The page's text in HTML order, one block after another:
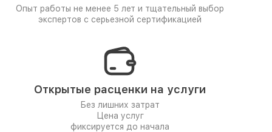
Опыт работы не менее 5 лет и тщательный выбор
экспертов с серьезной сертификацией
Открытые расценки на услуги
Без лишних затрат
Цена услуг
фиксируется до начала